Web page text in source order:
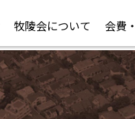
牧陵会について 会費